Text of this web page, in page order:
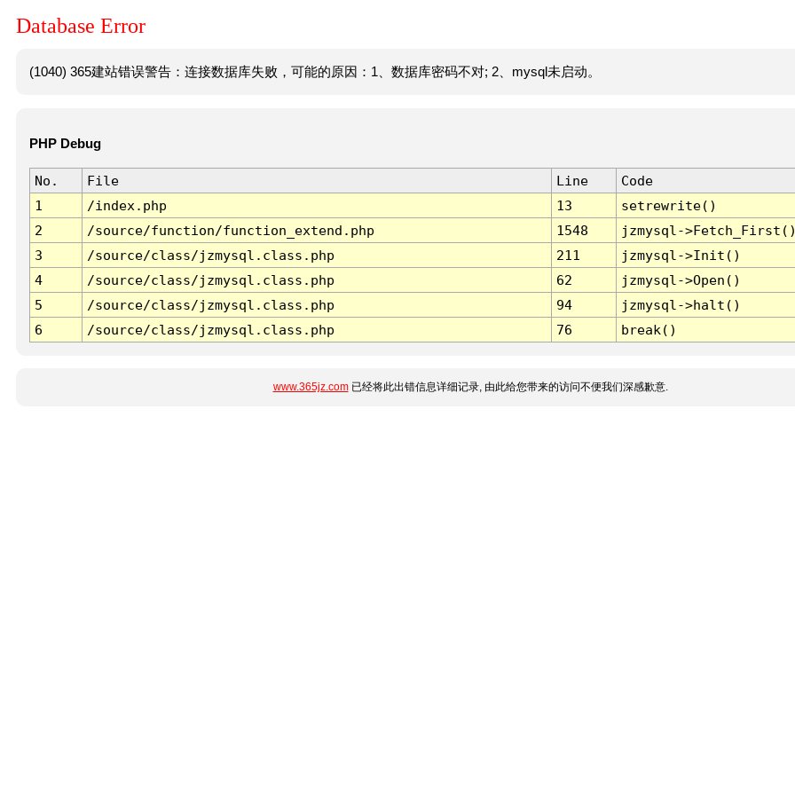
Database Error
(1040) 365建站错误警告：连接数据库失败，可能的原因：1、数据库密码不对; 2、mysql未启动。
PHP Debug
No. File Line
Code
1
/index.php 13
setrewrite()
2
/source/function/function_extend.php 1548
jzmysql-
3
/source/class/jzmysql.class.php 211
jzmysql->Init()
4
/source/class/jzmysql.class.php 62
jzmysql->Open()
5
/source/class/jzmysql.class.php 94
jzmysql->halt()
6
/source/class/jzmysql.class.php 76 break()
www.365jz.com已经将此出错信息详细记录, 由此给您带来的访问不便我们深感歉意.